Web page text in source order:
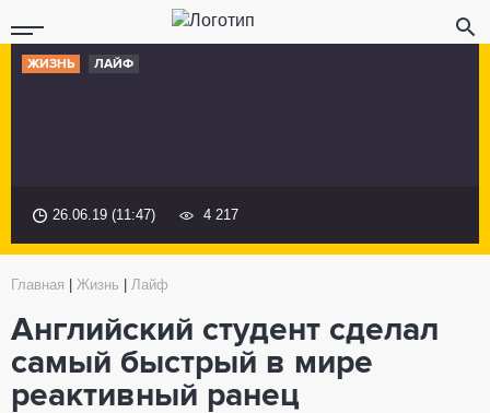
ЖИЗНЬ ЛАЙФ
26.06.19 (11:47) 4 217
Главная Жизнь Лайф
Английский студент сделал
самый быстрый в мире
реактивный ранец